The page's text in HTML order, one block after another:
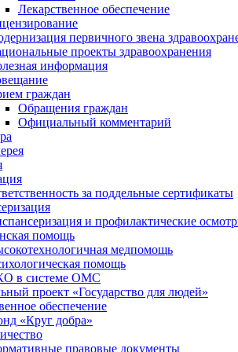
Лекарственное обеспечение
первичного звена
проекты здравоохранения
информация
граждан
Обращения граждан
Официальный комментарий
за поддельные сертификаты
и профилактические
помощь
медпомощь
помощь
в системе ОМС
проект «Государство для людей»
обеспечение
«Круг добра»
правовые документы